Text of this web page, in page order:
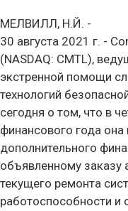
МЕЛВИЛЛ, Н.Й. -
30 августа 2021 г. -
(NASDAQ: CMTL),
экстренной помощи
технологий
сегодня о том, что в
финансового года
дополнительного
объявленному
текущего ремонта
работоспособности и